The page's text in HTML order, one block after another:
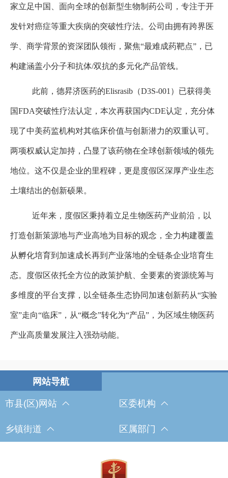
家立足中国、面向全球的创新型生物制药公司，专注于开
发针对癌症等重大疾病的突破性疗法。公司由拥有跨界医
学、商学背景的资深团队领衔，聚焦“最难成药靶点”，已
构建涵盖小分子和抗体/双抗的多元化产品管线。
此前，德昇济医药的Elisrasib（D3S-001 ）已获得美
国FDA突破性疗法认定，本次再获国内CDE认定，充分体
现了中美药监机构对其临床价值与创新潜力的双重认可。
两项权威认定加持，凸显了该药物在全球创新领域的领先
地位。这不仅是企业的里程碑，更是度假区深厚产业生态
土壤结出的创新硕果。
近年来，度假区秉持着立足生物医药产业前沿，以
打造创新策源地与产业高地为目标的观念，全力构建覆盖
从孵化培育到加速成长再到产业落地的全链条企业培育生
态。度假区依托全方位的政策护航、全要素的资源统筹与
多维度的平台支撑，以全链条生态协同加速创新药从“实验
室”走向“临床”，从“概念”转化为“产品”，为区域生物医药
产业高质量发展注入强劲动能。
市县(区)网站 区委机构
乡镇街道 区属部门